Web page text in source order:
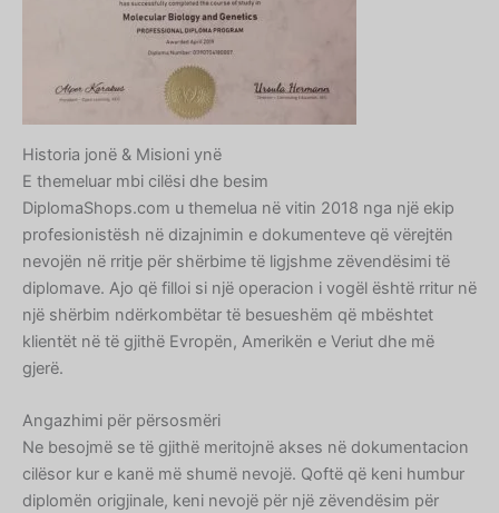
Historia jonë & Misioni ynë
E themeluar mbi cilësi dhe besim
DiplomaShops.com u themelua në vitin 2018 nga një ekip
profesionistësh në dizajnimin e dokumenteve që vërejtën
nevojën në rritje për shërbime të ligjshme zëvendësimi të
diplomave. Ajo që filloi si një operacion i vogël është rritur në
një shërbim ndërkombëtar të besueshëm që mbështet
klientët në të gjithë Evropën, Amerikën e Veriut dhe më
gjerë.
Angazhimi për përsosmëri
Ne besojmë se të gjithë meritojnë akses në dokumentacion
cilësor kur e kanë më shumë nevojë. Qoftë që keni humbur
diplomën origjinale, keni nevojë për një zëvendësim për